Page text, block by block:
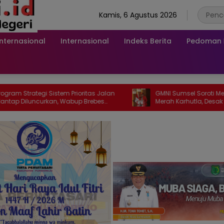
Kamis, 6 Agustus 2026
Internasional Indeks Berita Pedoman
Prioritas Jalan
Brebes
GMNI Sumsel Soroti Meningkatnya Zona
Merah Karhutla, Desak Pemerintah Perkuat
Mitigasi dan Penegakan Hukum